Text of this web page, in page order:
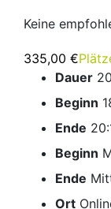
Keine
335,00 €
Dauer
Beginn
Ende
Beginn
Ende
Ort